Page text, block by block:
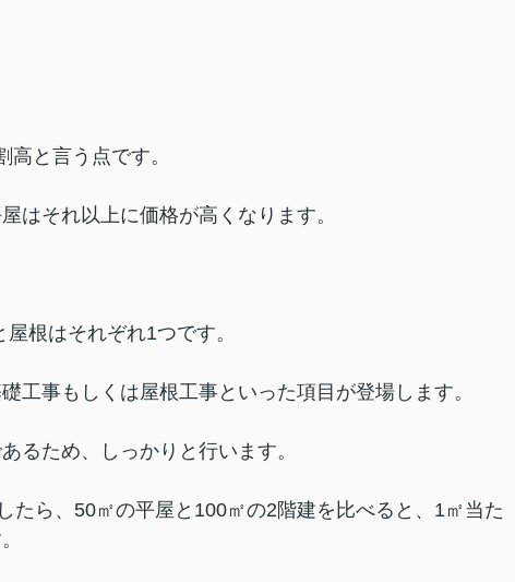
と言う点です。
はそれ以上に価格が高くなります。
根はそれぞれ1つです。
工事もしくは屋根工事といった項目が登場します。
るため、しっかりと行います。
たら、50㎡の平屋と100㎡の2階建を比べると、1㎡当た